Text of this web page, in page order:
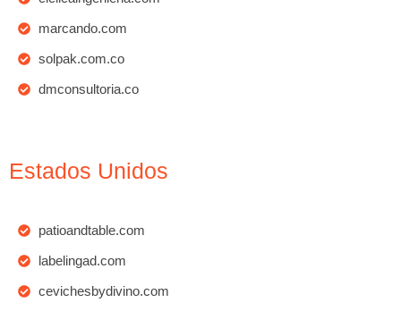
marcando.com
solpak.com.co
dmconsultoria.co
Estados Unidos
patioandtable.com
labelingad.com
cevichesbydivino.com